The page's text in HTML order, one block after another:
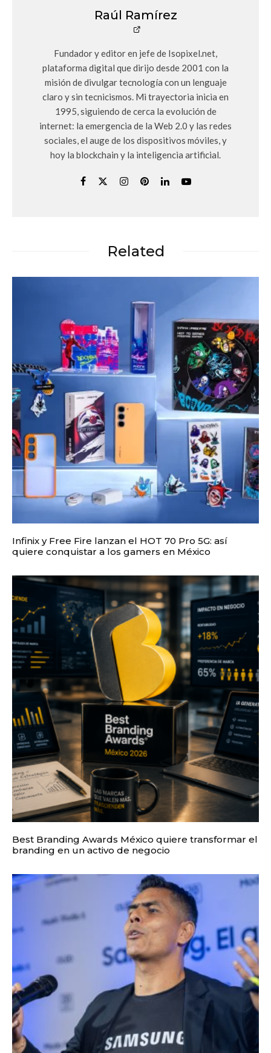
Raúl Ramírez
Fundador y editor en jefe de Isopixel.net,
plataforma digital que dirijo desde 2001 con la
misión de divulgar tecnología con un lenguaje
claro y sin tecnicismos. Mi trayectoria inicia en
1995, siguiendo de cerca la evolución de
internet: la emergencia de la Web 2.0 y las redes
sociales, el auge de los dispositivos móviles, y
hoy la blockchain y la inteligencia artificial.
Related
Infinix y Free Fire lanzan el HOT 70 Pro 5G: así
quiere conquistar a los gamers en México
Best Branding Awards México quiere transformar el
branding en un activo de negocio